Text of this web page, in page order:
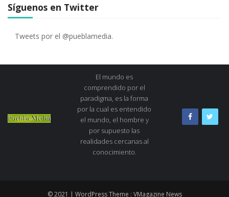
Síguenos en Twitter
Tweets por el @pueblamedia.
El mundo es
comprendido por el
paradigma, es la forma
por la cual es entendido
el mundo, el hombre y
por supuesto las
realidades cercanas al
conocimiento.
© 2021 | WordPress Theme : VMagazine News